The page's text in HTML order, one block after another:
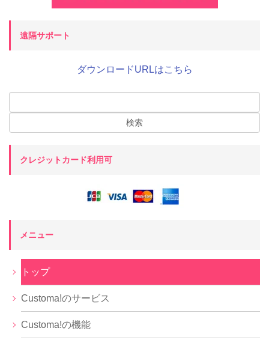
遠隔サポート
ダウンロードURLはこちら
クレジットカード利用可
メニュー
トップ
Customa!のサービス
Customa!の機能